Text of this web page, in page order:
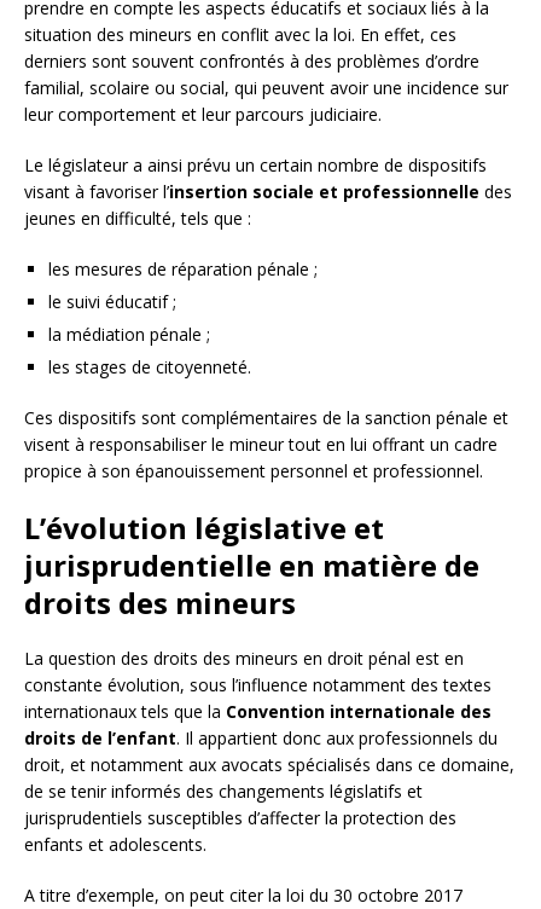
prendre en compte les aspects éducatifs et sociaux liés à la
situation des mineurs en conflit avec la loi. En effet, ces
derniers sont souvent confrontés à des problèmes d’ordre
familial, scolaire ou social, qui peuvent avoir une incidence sur
leur comportement et leur parcours judiciaire.
Le législateur a ainsi prévu un certain nombre de dispositifs
visant à favoriser l’insertion sociale et professionnelle des
jeunes en difficulté, tels que :
les mesures de réparation pénale ;
le suivi éducatif ;
la médiation pénale ;
les stages de citoyenneté.
Ces dispositifs sont complémentaires de la sanction pénale et
visent à responsabiliser le mineur tout en lui offrant un cadre
propice à son épanouissement personnel et professionnel.
L’évolution législative et
jurisprudentielle en matière de
droits des mineurs
La question des droits des mineurs en droit pénal est en
constante évolution, sous l’influence notamment des textes
internationaux tels que la Convention internationale des
droits de l’enfant. Il appartient donc aux professionnels du
droit, et notamment aux avocats spécialisés dans ce domaine,
de se tenir informés des changements législatifs et
jurisprudentiels susceptibles d’affecter la protection des
enfants et adolescents.
A titre d’exemple, on peut citer la loi du 30 octobre 2017